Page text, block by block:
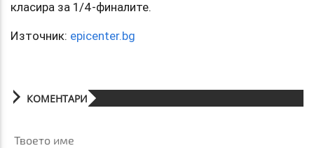
класира за 1/4-финалите.
Източник: epicenter.bg
КОМЕНТАРИ
Твоето име